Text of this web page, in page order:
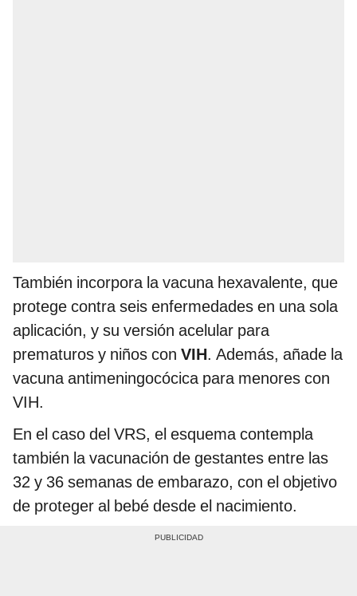
También incorpora la vacuna hexavalente, que
protege contra seis enfermedades en una sola
aplicación, y su versión acelular para
prematuros y niños con VIH. Además, añade la
vacuna antimeningocócica para menores con
VIH.
En el caso del VRS, el esquema contempla
también la vacunación de gestantes entre las
32 y 36 semanas de embarazo, con el objetivo
de proteger al bebé desde el nacimiento.